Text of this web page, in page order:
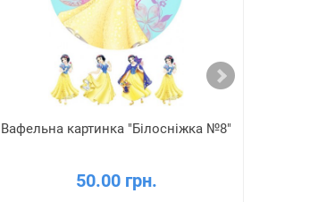
Вафельна картинка "Білосніжка №8"
50.00 грн.